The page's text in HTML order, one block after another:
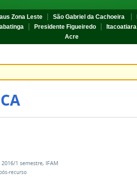
Zona Leste São Gabriel da Cachoeira
Presidente Figueiredo Itacoatiara
Acre
1 semestre, IFAM
recurso